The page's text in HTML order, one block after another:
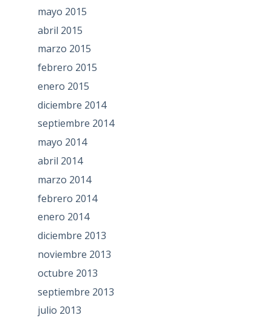
mayo 2015
abril 2015
marzo 2015
febrero 2015
enero 2015
diciembre 2014
septiembre 2014
mayo 2014
abril 2014
marzo 2014
febrero 2014
enero 2014
diciembre 2013
noviembre 2013
octubre 2013
septiembre 2013
julio 2013